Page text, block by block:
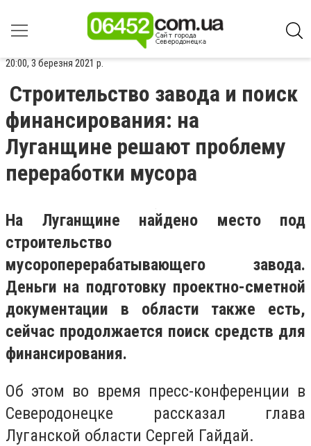
20:00, 3 березня 2021 р.
Строительство завода и поиск
финансирования: на
Луганщине решают проблему
переработки мусора
На Луганщине найдено место под
строительство
мусороперерабатывающего завода.
Деньги на подготовку проектно-сметной
документации в области также есть,
сейчас продолжается поиск средств для
финансирования.
Об этом во время пресс-конференции в
Северодонецке рассказал глава
Луганской области Сергей Гайдай.